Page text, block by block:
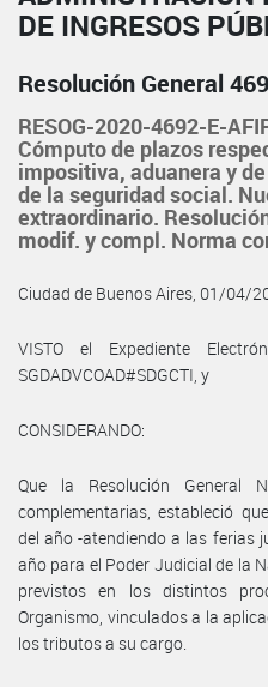
DE INGRESOS
Resolución General
RESOG-2020-4692-E-
Cómputo de plazos
impositiva, aduanera y
de la seguridad social.
extraordinario.
modif. y compl. Norma
Ciudad de Buenos Aires, 01/04/
VISTO el Expediente
SGDADVCOAD#SDGCTI, y
CONSIDERANDO:
Que la Resolución General
complementarias, estableció
del año -atendiendo a las ferias
año para el Poder Judicial de la
previstos en los distintos
Organismo, vinculados a la
los tributos a su cargo.